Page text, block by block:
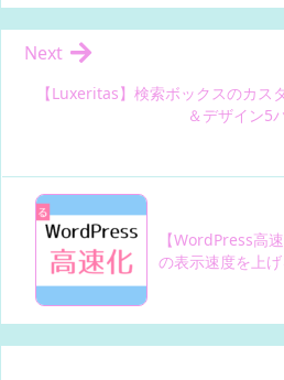
【Luxeritas】検索ボックスのカス
＆デザイン5
Next
【WordPress高
の表示速度を上